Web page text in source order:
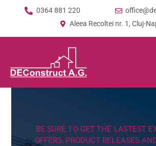
0364 881 220
Aleea Recoltei nr. 1, Cluj-
BE SURE TO GET THE LASTEST
OFFERS, PRODUCT RELEASES